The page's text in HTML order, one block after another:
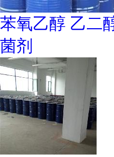
苯氧乙醇 乙二
菌剂